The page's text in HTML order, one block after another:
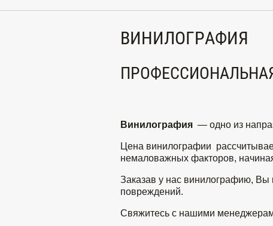
ВИНИЛОГРАФИЯ
Винилография — одно из
Цена винилографии
немаловажных факторов,
Заказав у нас винилографию, Вы
повреждений.
Свяжитесь с нашими